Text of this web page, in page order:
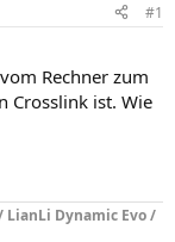
#1
Rechner zum
Crosslink ist. Wie
LianLi Dynamic Evo /